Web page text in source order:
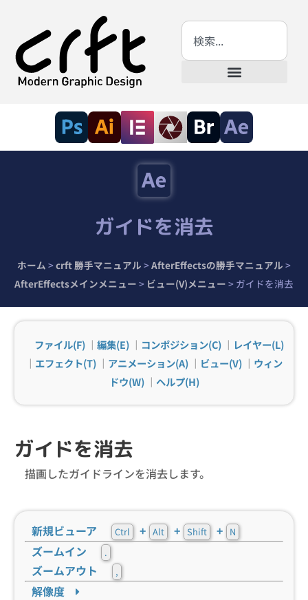
ガイドを消去
ホーム > crft 勝手マニュアル > AfterEffectsの勝手マニュアル >
AfterEffectsメインメニュー > ビュー(V)メニュー > ガイドを消去
ファイル(F)｜ 編集(E)｜ コンポジション(C)｜ レイヤー(L)
｜ エフェクト(T) ｜ アニメーション(A) ｜ ビュー(V) ｜ ウィン
ドウ(W)｜ ヘルプ(H)
新規ビューア Ctrl + Alt + Shift + N
ズームイン .
ズームアウト ,
解像度
ガイドを消去
描画したガイドラインを消去します。